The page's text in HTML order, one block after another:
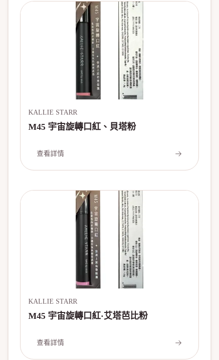
KALLIE STARR
M45 宇宙旋轉口紅、貝塔粉
查看詳情
KALLIE STARR
M45 宇宙旋轉口紅·艾塔芭比粉
查看詳情